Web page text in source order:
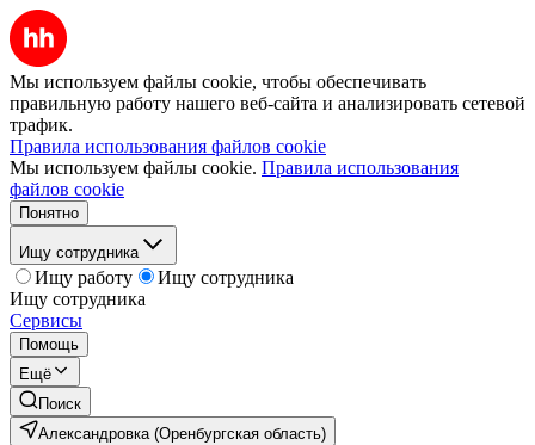
Мы используем файлы cookie, чтобы обеспечивать
правильную работу нашего веб-сайта и анализировать сетевой
трафик.
Правила использования файлов cookie
Мы используем файлы cookie. Правила использования
файлов cookie
Понятно
Ищу сотрудника
Ищу работу
Ищу сотрудника
Ищу сотрудника
Сервисы
Помощь
Ещё
Поиск
Александровка (Оренбургская область)